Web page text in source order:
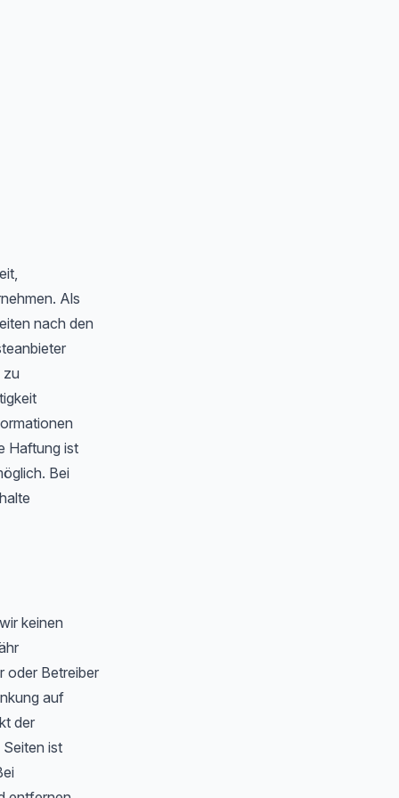
Als
nach den
zu
Haftung ist
Bei
keinen
oder Betreiber
auf
der
Seiten ist